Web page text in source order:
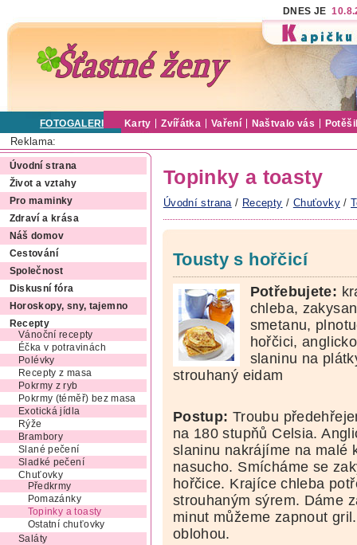
DNES JE
FOTOGALERIE Karty Zvířátka Vaření Naštvalo vás
Reklama:
Úvodní strana
Život a vztahy
Pro maminky
Zdraví a krása
Náš domov
Cestování
Společnost
Diskusní fóra
Horoskopy, sny, tajemno
Recepty
Vánoční recepty
Éčka v potravinách
Polévky
Recepty z masa
Pokrmy z ryb
Pokrmy (téměř) bez masa
Exotická jídla
Rýže
Brambory
Slané pečení
Sladké pečení
Chuťovky
Předkrmy
Pomazánky
Topinky a toasty
Ostatní chuťovky
Saláty
Topinky a toasty
Úvodní strana / Recepty / Chuťovky/
Tousty s hořčicí
Potřebujete:
chleba,
smetanu,
hořčici,
slaninu na
strouhaný eidam
Postup: Troubu
na 180 stupňů Celsia.
slaninu nakrájíme na malé
nasucho. Smícháme se
hořčice. Krajíce chleba
strouhaným sýrem. Dáme
minut můžeme zapnout
oblohou.